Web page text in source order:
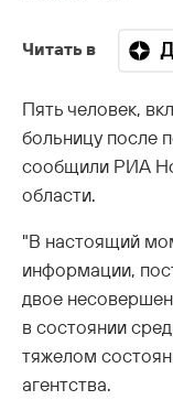
Читать в
Пять человек,
больницу после
сообщили РИА
области.
"В настоящий
информации,
двое
в состоянии
тяжелом
агентства.